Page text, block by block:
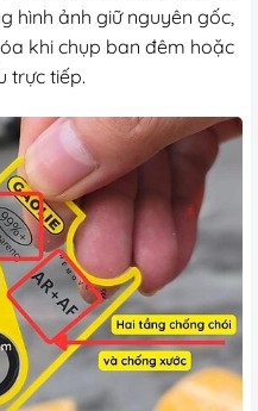
hình ảnh giữ nguyên gốc,
khi chụp ban đêm hoặc
trực tiếp.